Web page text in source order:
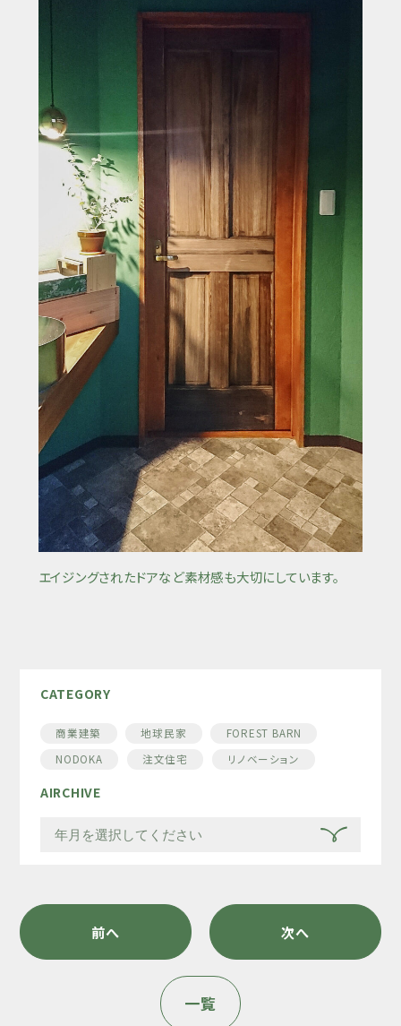
エイジングされたドアなど素材感も大切にしています。
CATEGORY
商業建築 地球民家
FOREST BARN
NODOKA
注文住宅 リノベーション
AIRCHIVE
一覧
前へ 次へ